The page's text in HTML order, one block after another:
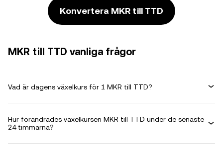
Konvertera MKR till TTD
MKR till TTD vanliga frågor
Vad är dagens växelkurs för 1 MKR till TTD?
Hur förändrades växelkursen MKR till TTD under de senaste
24 timmarna?